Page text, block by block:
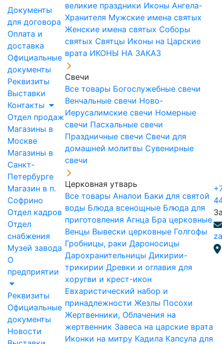
Документы
для договора
Оплата и
доставка
Официальные
документы
Реквизиты
Выставки
Контакты
Отдел продаж
Магазины в
Москве
Магазины в
Санкт-
Петербурге
Магазин в п.
Софрино
Отдел кадров
Отдел
снабжения
Музей завода
О
предприятии
Реквизиты
Официальные
документы
Новости
великие праздники Иконы Ангела-
Хранителя Мужские имена святых
Женские имена святых Соборы
святых Святцы Иконы на Царские
врата ИКОНЫ НА ЗАКАЗ
Свечи
Все товары Богослужебные свечи
Венчальные свечи Ново-
Иерусалимские свечи Номерные
свечи Пасхальные свечи
Праздничные свечи Свечи для
домашней молитвы Сувенирные
свечи
Церковная утварь
Все товары Аналои Баки для святой
воды Блюда всенощные Блюда для
приготовления Агнца Бра церковные
Венцы Вывески церковные Голгофы
Гробницы, раки Дароносицы
Дарохранительницы Дикирии-
трикирии Древки и оглавия для
хоругви и крест-икон
Евхаристический набор и
принадлежности Жезлы Посохи
Жертвенники, Облачения на
жертвенник Завеса на царские врата
Иконки на митру Кадила Капсула для